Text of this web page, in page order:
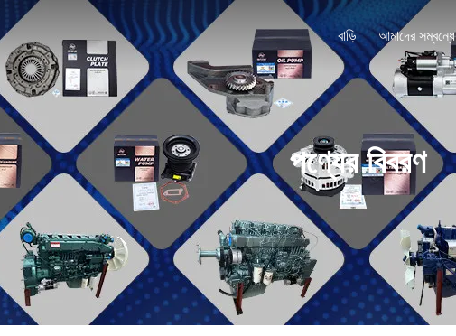
বাড়ি আমাদের সম্বন্ধে
পণ্যের বিবরণ